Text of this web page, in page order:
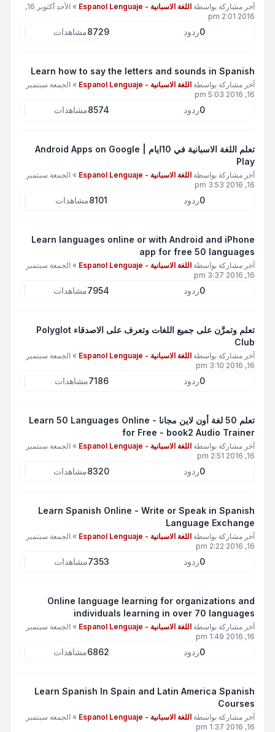
آخر مشاركة بواسطة اللغة الاسبانية - Espanol Lenguaje »
الأحد أكتوبر 16,
2016 2:01 pm
0ردود 8729مشاهدات
Learn how to say the letters and sounds in Spanish
آخر مشاركة بواسطة اللغة الاسبانية - Espanol Lenguaje » الجمعة سبتمبر
16, 2016 5:03 pm
0ردود 8574مشاهدات
تعلم اللغة الاسبانية في 10ايام | Android Apps on Google
Play
آخر مشاركة بواسطة اللغة الاسبانية - Espanol Lenguaje » الجمعة سبتمبر
16, 2016 3:53 pm
0ردود 8101مشاهدات
Learn languages online or with Android and iPhone
app for free 50 languages
آخر مشاركة بواسطة اللغة الاسبانية - Espanol Lenguaje » الجمعة سبتمبر
16, 2016 3:37 pm
0ردود 7954مشاهدات
تعلم وتمرَّن على جميع اللغات وتعرف على الاصدقاء Polyglot
Club
آخر مشاركة بواسطة اللغة الاسبانية - Espanol Lenguaje » الجمعة سبتمبر
16, 2016 3:10 pm
0ردود 7186مشاهدات
تعلم 50 لغة أون لاين مجانا - Learn 50 Languages Online
for Free - book2 Audio Trainer
آخر مشاركة بواسطة اللغة الاسبانية - Espanol Lenguaje » الجمعة سبتمبر
16, 2016 2:51 pm
0ردود 8320مشاهدات
Learn Spanish Online - Write or Speak in Spanish
Language Exchange
آخر مشاركة بواسطة اللغة الاسبانية - Espanol Lenguaje » الجمعة سبتمبر
16, 2016 2:22 pm
0ردود 7353مشاهدات
Online language learning for organizations and
individuals learning in over 70 languages
آخر مشاركة بواسطة اللغة الاسبانية - Espanol Lenguaje » الجمعة سبتمبر
16, 2016 1:49 pm
0ردود 6862مشاهدات
Learn Spanish In Spain and Latin America Spanish
Courses
آخر مشاركة بواسطة اللغة الاسبانية - Espanol Lenguaje » الجمعة سبتمبر
16, 2016 1:37 pm